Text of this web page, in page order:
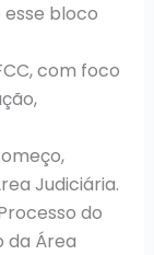
bloco
com foco
Judiciária.
do
da Área